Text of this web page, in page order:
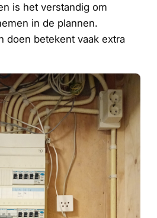
is het verstandig om
in de plannen.
doen betekent vaak extra